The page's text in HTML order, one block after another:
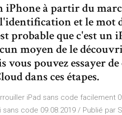
iPhone à partir du
et le mot
probable que c'est un
moyen de le
vous pouvez essayer
dans ces étapes.
iPad sans code facilement
sans code 09.08.2019 / Publié par